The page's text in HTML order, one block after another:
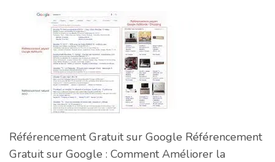
Référencement Gratuit sur Google Référencement
Gratuit sur Google : Comment Améliorer la